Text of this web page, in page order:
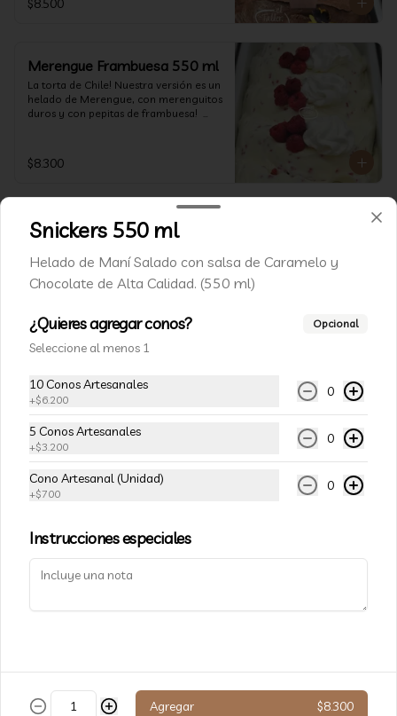
$8.500
Merengue Frambuesa 550 ml
La torta de Chile! Nuestra versión es un
helado de Merengue, con merenguitos
duros y con pepitas de frambuesa!
$8.300
Conócenos
ESTAMOS EN:
🍦 Av. Providencia 1467, Providencia. Chile 🇨🇱
Términos y condiciones
Política de privacidad
Redes sociales
Instagram
Facebook
Mi cuenta
Iniciar sesión
Snickers 550 ml
Helado de Maní Salado con salsa de Caramelo y
Chocolate de Alta Calidad. (550 ml)
¿Quieres agregar conos? Opcional
Seleccione al menos 1
10 Conos Artesanales
+$6.200
0
5 Conos Artesanales
+$3.200
0
Cono Artesanal (Unidad)
+$700
0
Instrucciones especiales
Agregar $8.300